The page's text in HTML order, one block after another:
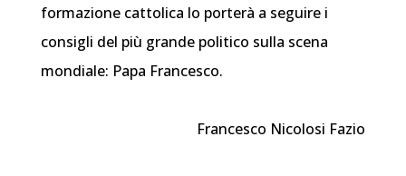
formazione cattolica lo porterà a seguire i
consigli del più grande politico sulla scena
mondiale: Papa Francesco.
Francesco Nicolosi Fazio